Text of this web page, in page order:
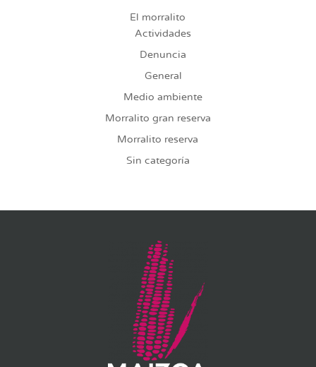
El morralito
Actividades
Denuncia
General
Medio ambiente
Morralito gran reserva
Morralito reserva
Sin categoría